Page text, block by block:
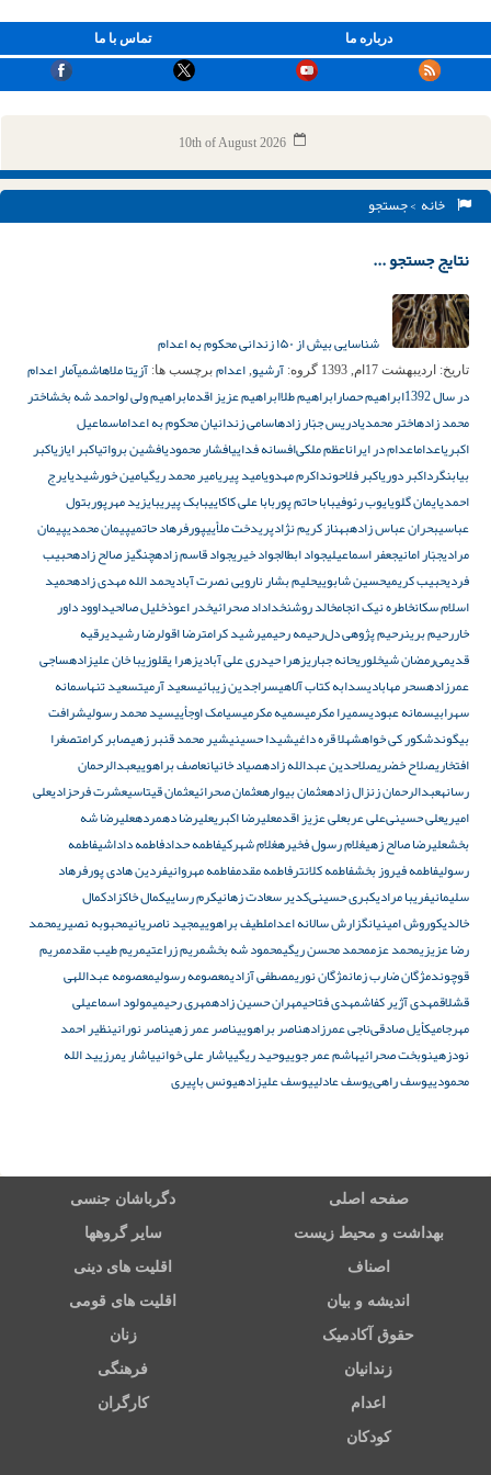
تماس با ما درباره ما
10th of August 2026
خانه > جستجو
نتایج جستجو ...
شناسایی بیش از ۱۵۰ زندانی محکوم به اعدام
تاریخ: اردیبهشت 17ام, 1393 گروه: آرشیو, اعدام برچسب ها: آزیتا ملاهاشمیآمار اعدام
در سال 1392
ابراهیم حصارابراهیم طلاابراهیم عزیز اقدمابراهیم ولی لواحمد شه بخشاختر
محمد زادهاختر محمدیادریس جبّار زادهاسامی زندانیان محکوم به اعداماسماعیل
اکبریاعداماعدام در ایراناعظم ملکی‌افسانه فداییافشار محمودیافشین برواتیاکبر ایازیاکبر
بیابنگرداکبر دوریاکبر فلاحونداکرم مهدویامید پیریامیر محمد ریگیامین خورشیدیایرج
احمدیایمان گلویایوب رئوفیبابا حاتم پوربابا علی کاکاییبابک پیریبایزید مهرپوربتول
عباسیبحران عباس زادهبهناز کریم نژادپریدخت ملأییپورفرهاد حاتمیپیمان محمدیپیمان
مرادیجبّار امانیجعفر اسماعیلیجواد ابطالجواد خیریجواد قاسم زادهچنگیز صالح زادهحبیب
فردیحبیب کریمیحسین شابوییحلیم بشار نارویی نصرت آبادیحمد الله مهدی زادهحمید
اسلام سکانخاطره نیک انجامخالد روشنخداداد صحرائیخدر اعوذخلیل صالحیداوود داور
خاررحیم برینرحیم پژوهی دل‌رحیمه رحیمیرشید کرامترضا اقولرضا رشیدیرقیه
قدیمی‌رمضان شیخلوریحانه جباریزهرا حیدری علی‌ آبادیزهرا یقلوزیبا خان علیزادهساجی
عمرزادهسحر مهابادیسدابه کتاب آلاهیسراجدین زیبائیسعید آرمیتسعید تنهاسمانه
سهرابیسمانه عبودیسمیرا مکرمیسمیه مکرمیسیامک اوجأییسید محمد رسولیشرافت
بیگوندشکور کی خواهشهلا قره داغیشیدا حسینیشیر محمد قنبر زهیصابر کرامتصغرا
افتخاریصلاح خضریصلاحدین عبدالله زادهصیاد خانیانعاصف براهوییعبدالرحمان
رسانهعبدالرحمان زنزال زادهعثمان بیوارهعثمان صحرائیعثمان قیتاسیعشرت فرحزادیعلی
امیریعلی‌ حسینی‌علی عربعلی‌ عزیز اقدمعلیرضا اکبریعلیرضا دهمردهعلیرضا شه
بخشعلیرضا صالح زهیغلام رسول فخیرهغلام شهرکیفاطمه حدادفاطمه داداشیفاطمه
رسولیفاطمه فیروز بخشفاطمه کلانترفاطمه مقدمفاطمه مهروانیفردین هادی پورفرهاد
سلیمانیفریبا مرادیکبری حسینی‌کدیر سعادت زهانیکرم رساییکمال خاکزادکمال
خالدیکوروش امینیانگزارش سالانه اعداملطیف براهوییمجید ناصریانیمحبوبه نصیریمحمد
رضا عزیزیمحمد عزممحمد محسن ریگیمحمود شه بخشمریم زراعتیمریم طیب مقدممریم
قوچوندمژگان ضارب زمانمژگان نوریمصطفی آزادیمعصومه رسولیمعصومه عبداللهی
قشلاقمهدی آژیر کفاشمهدی فتاحیمهران حسین زادهمهری رحیمیمولود اسماعیلی
مهرجامیکأیل صادقی‌ناجی عمرزادهناصر براهوییناصر عمر زهیناصر نورانینظیر احمد
نودزهینوبخت صحرائیهاشم عمر جوییوحید ریگییاشار علی‌ خوانییاشار یمرزیید الله
محمودییوسف راهی‌یوسف عادلییوسف علیزادهیونس باپیری
صفحه اصلی دگرباشان جنسی
بهداشت و محیط زیست سایر گروهها
اصناف اقلیت های دینی
اندیشه و بیان اقلیت های قومی
حقوق آکادمیک زنان
زندانیان فرهنگی
اعدام کارگران
کودکان